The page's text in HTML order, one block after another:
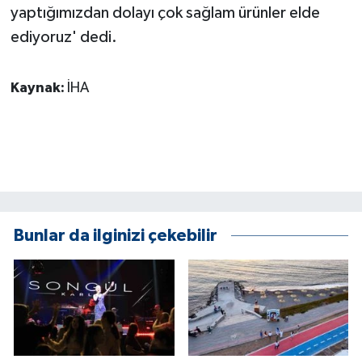
yaptığımızdan dolayı çok sağlam ürünler elde
ediyoruz' dedi.
Kaynak: İHA
Bunlar da ilginizi çekebilir